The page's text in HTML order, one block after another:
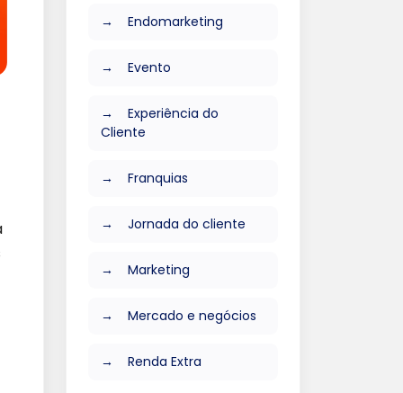
Endomarketing
Evento
Experiência do
Cliente
Franquias
Jornada do cliente
Marketing
Mercado e negócios
Renda Extra